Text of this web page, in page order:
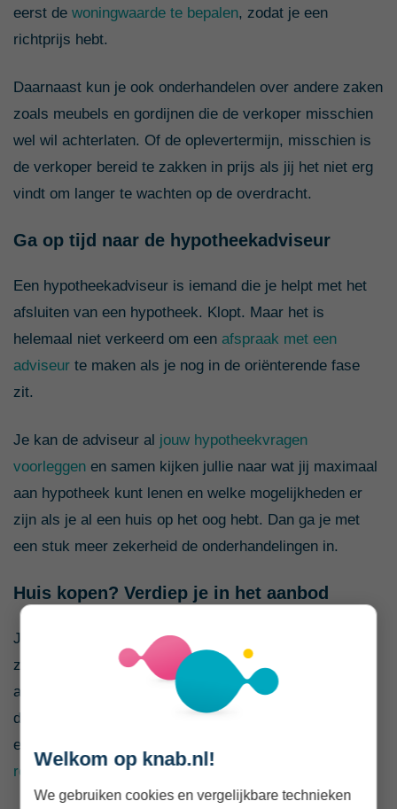
eerst de woningwaarde te bepalen, zodat je een
richtprijs hebt.
Daarnaast kun je ook onderhandelen over andere zaken
zoals meubels en gordijnen die de verkoper misschien
wel wil achterlaten. Of de oplevertermijn, misschien is
de verkoper bereid te zakken in prijs als jij het niet erg
vindt om langer te wachten op de overdracht.
Ga op tijd naar de hypotheekadviseur
Een hypotheekadviseur is iemand die je helpt met het
afsluiten van een hypotheek. Klopt. Maar het is
helemaal niet verkeerd om een afspraak met een
adviseur te maken als je nog in de oriënterende fase
zit.
Je kan de adviseur al jouw hypotheekvragen
voorleggen en samen kijken jullie naar wat jij maximaal
aan hypotheek kunt lenen en welke mogelijkheden er
zijn als je al een huis op het oog hebt. Dan ga je met
een stuk meer zekerheid de onderhandelingen in.
Huis kopen? Verdiep je in het aanbod
Je kan bij het bureau van de hypotheekadviseur gaan
zitten en gewoon afwachten wat deze je aanbiedt. “De
adviseur is de expert, die zal het wel het beste weten”,
denk je misschien. Maar straks zit je opeens vast aan
een hypotheekvorm die je niet wilt of een
rentevaste periode .
Welkom op knab.nl!
We gebruiken cookies en vergelijkbare technieken